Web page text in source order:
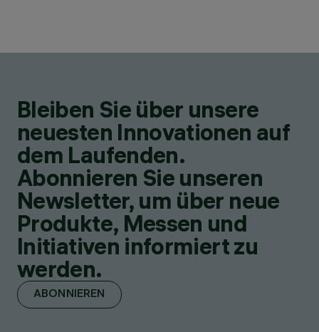
Bleiben Sie über unsere
neuesten Innovationen auf
dem Laufenden.
Abonnieren Sie unseren
Newsletter, um über neue
Produkte, Messen und
Initiativen informiert zu
werden.
ABONNIEREN